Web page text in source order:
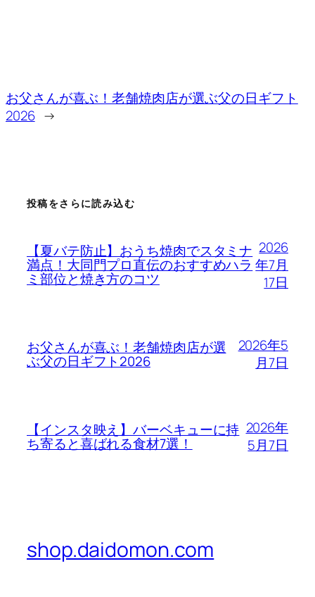
お父さんが喜ぶ！老舗焼肉店が選ぶ父の日ギフト
2026 →
投稿をさらに読み込む
【夏バテ防止】おうち焼肉でスタミナ
満点！大同門プロ直伝のおすすめハラ
ミ部位と焼き方のコツ
2026
年7月
17日
お父さんが喜ぶ！老舗焼肉店が選
ぶ父の日ギフト2026
2026年5
月7日
【インスタ映え】バーベキューに持
ち寄ると喜ばれる食材7選！
2026年
5月7日
shop.daidomon.com